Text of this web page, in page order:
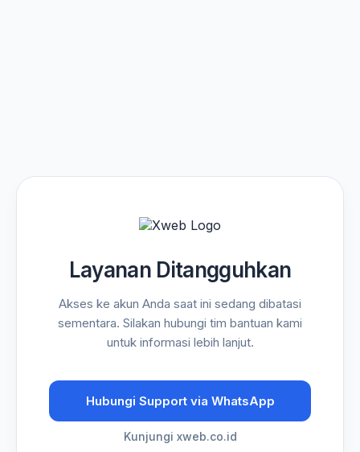
Layanan Ditangguhkan
Akses ke akun Anda saat ini sedang dibatasi
sementara. Silakan hubungi tim bantuan kami
untuk informasi lebih lanjut.
Hubungi Support via WhatsApp
Kunjungi xweb.co.id